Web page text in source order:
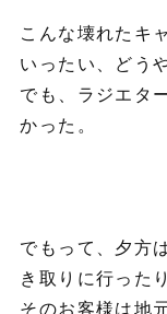
こんな壊れたキ
いったい、どう
でも、ラジエタ
かった。
でもって、夕方
き取りに行った
そのお客様は地